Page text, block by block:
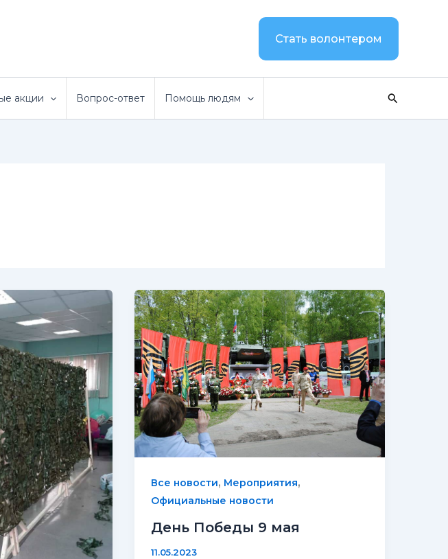
Стать волонтером
акции Вопрос-ответ Помощь людям Поиск
Все новости, Мероприятия,
Официальные новости
День Победы 9 мая
11.05.2023